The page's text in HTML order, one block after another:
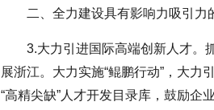
二、全力建设具有影响力吸引力
3.大力引进国际高端创新人才。
展浙江。大力实施“鲲鹏行动”，大
“高精尖缺”人才开发目录库，鼓励企